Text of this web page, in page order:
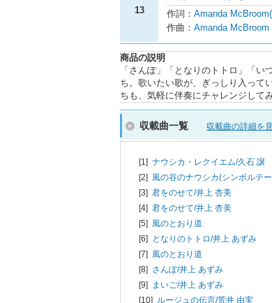
13 作詞： Amanda
作曲： Amanda McBroom
商品の説明
「さんぽ」「となりのトトロ」「
ち。歌いたい歌が、ぎっしり入って
ちも、気軽に伴奏にチャレンジして
収載曲一覧 収載曲の詳細を
[1] ナウシカ・レクイエム/久石 譲
[2] 風の谷のナウシカ(シンボルテ
[3] 君をのせて/井上 杏美
[4] 君をのせて/井上 杏美
[5] 風のとおり道
[6] となりのトトロ/井上 あずみ
[7] 風のとおり道
[8] さんぽ/井上 あずみ
[9] まいご/井上 あずみ
[10] ルージュの伝言/荒井 由実